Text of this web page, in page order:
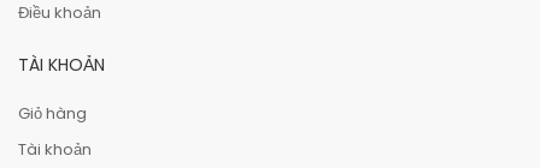
Điều khoản
TÀI KHOẢN
Giỏ hàng
Tài khoản